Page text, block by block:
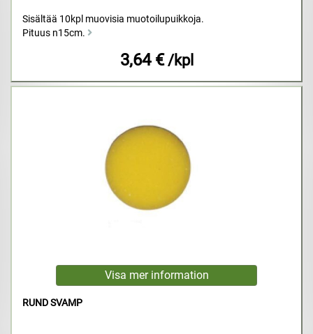
Sisältää 10kpl muovisia muotoilupuikkoja.
Pituus n15cm.
3,64 € /kpl
RUND SVAMP